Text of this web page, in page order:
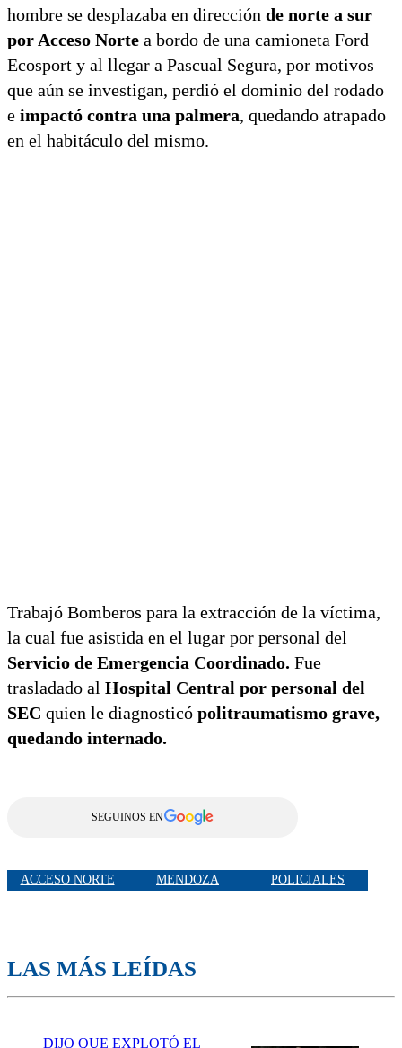
hombre se desplazaba en dirección de norte a sur
por Acceso Norte a bordo de una camioneta Ford
Ecosport y al llegar a Pascual Segura, por motivos
que aún se investigan, perdió el dominio del rodado
e impactó contra una palmera, quedando atrapado
en el habitáculo del mismo.
Trabajó Bomberos para la extracción de la víctima,
la cual fue asistida en el lugar por personal del
Servicio de Emergencia Coordinado. Fue
trasladado al Hospital Central por personal del
SEC quien le diagnosticó politraumatismo grave,
quedando internado.
SEGUINOS EN
ACCESO NORTE MENDOZA POLICIALES
LAS MÁS LEÍDAS
DIJO QUE EXPLOTÓ EL